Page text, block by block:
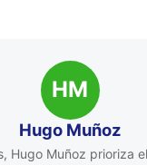
HM
Hugo Muñoz
Hugo Muñoz prioriza